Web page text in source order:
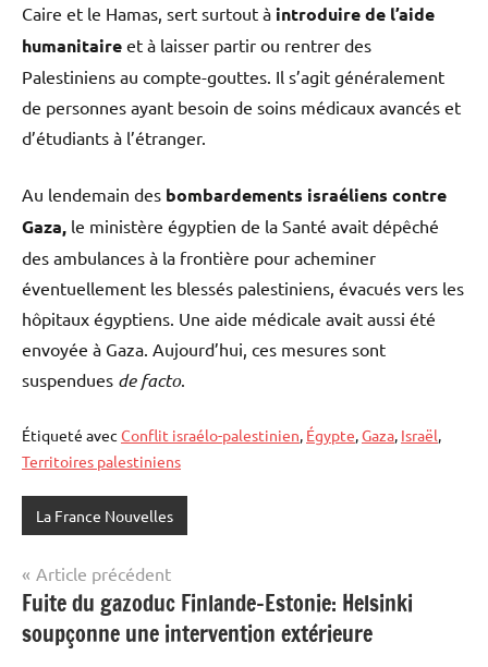
Caire et le Hamas, sert surtout à introduire de l’aide
humanitaire et à laisser partir ou rentrer des
Palestiniens au compte-gouttes. Il s’agit généralement
de personnes ayant besoin de soins médicaux avancés et
d’étudiants à l’étranger.
Au lendemain des bombardements israéliens contre
Gaza, le ministère égyptien de la Santé avait dépêché
des ambulances à la frontière pour acheminer
éventuellement les blessés palestiniens, évacués vers les
hôpitaux égyptiens. Une aide médicale avait aussi été
envoyée à Gaza. Aujourd’hui, ces mesures sont
suspendues de facto.
Étiqueté avec Conflit israélo-palestinien, Égypte,Gaza, Israël,
Territoires palestiniens
La France Nouvelles
Navigation
de
l’article
Article précédent
Fuite du gazoduc Finlande-Estonie: Helsinki
soupçonne une intervention extérieure